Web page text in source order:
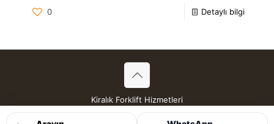
0 Detaylı bilgi
Kiralık Forklift Hizmetleri
Tüm Hakları Saklıdır © 2026